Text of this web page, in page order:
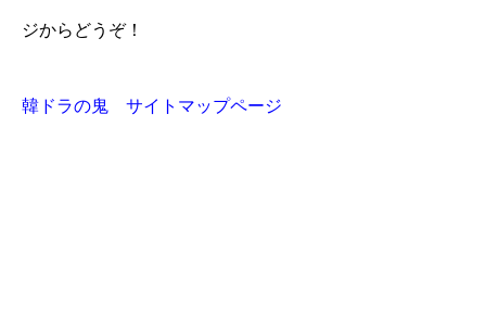
ジからどうぞ！
韓ドラの鬼 サイトマップページ